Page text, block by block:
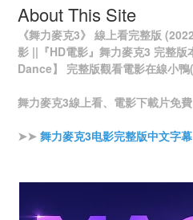
About This Site
《舞力麥克3》 線上看完整版
影 ||『HD電影』舞力麥克3 完整
Dance】 完整版觀看電影在線小
舞力麥克3線上看、電影下載片免費
➤➤舞力麥克3电影完整版中文字幕